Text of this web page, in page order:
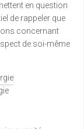
en question
de rappeler que
concernant
de soi-même